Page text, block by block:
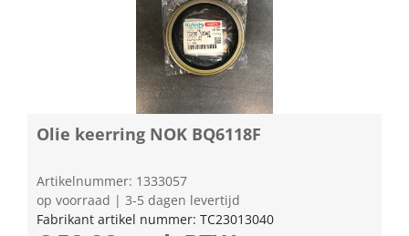
Olie keerring NOK BQ6118F
Artikelnummer: 1333057
op voorraad | 3-5 dagen levertijd
Fabrikant artikel nummer: TC23013040